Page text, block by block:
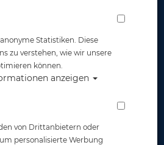
Widerruf
Statistiken. Diese
zu verstehen, wie wir unsere
können.
anzeigen
von Drittanbietern oder
personalisierte Werbung